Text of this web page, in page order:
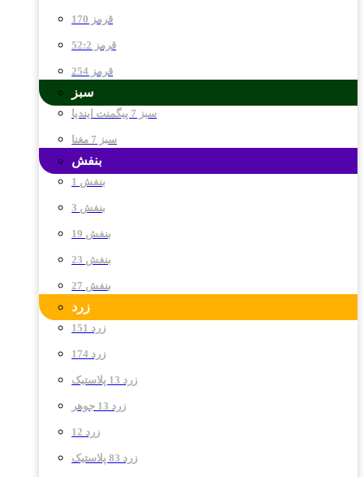
قرمز 170
قرمز 52:2
قرمز 254
سبز
سبز 7 پیگمنت ایندیا
سبز 7 مغنا
بنفش
بنفش 1
بنفش 3
بنفش 19
بنفش 23
بنفش 27
زرد
زرد 151
زرد 174
زرد 13 پلاستیک
زرد 13 جوهر
زرد 12
زرد 83 پلاستیک